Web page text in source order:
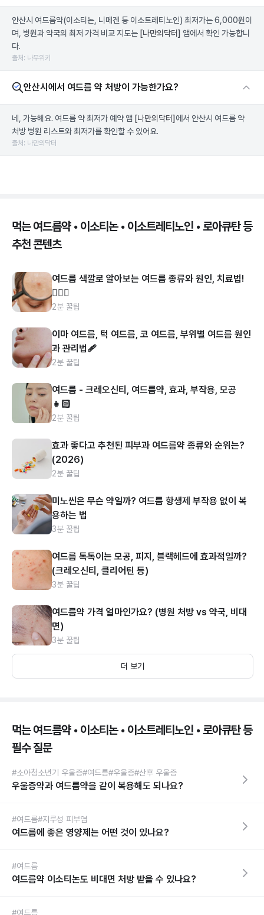
안산시 여드름약(이소티논, 니메겐 등 이소트레티노인) 최저가는 6,000원이
며, 병원과 약국의 최저 가격 비교 지도는 [나만의닥터] 앱에서 확인 가능합니
다.
출처: 나무위키
안산시에서 여드름 약 처방이 가능한가요?
네, 가능해요. 여드름 약 최저가 예약 앱 [나만의닥터] 에서 안산시 여드름 약
처방 병원 리스트와 최저가를 확인할 수 있어요.
출처: 나만의닥터
먹는 여드름약 • 이소티논 • 이소트레티노인 • 로아큐탄 등
추천 콘텐츠
여드름 색깔로 알아보는 여드름 종류와 원인, 치료법!
👩🏻‍⚕️
2분 꿀팁
이마 여드름, 턱 여드름, 코 여드름, 부위별 여드름 원인
과 관리법🩹
2분 꿀팁
여드름 - 크레오신티, 여드름약, 효과, 부작용, 모공
👧🏻
2분 꿀팁
효과 좋다고 추천된 피부과 여드름약 종류와 순위는?
(2026)
2분 꿀팁
미노씬은 무슨 약일까? 여드름 항생제 부작용 없이 복
용하는 법
3분 꿀팁
여드름 톡톡이는 모공, 피지, 블랙헤드에 효과적일까?
(크레오신티, 클리어틴 등)
3분 꿀팁
여드름약 가격 얼마인가요? (병원 처방 vs 약국, 비대
면)
3분 꿀팁
더 보기
먹는 여드름약 • 이소티논 • 이소트레티노인 • 로아큐탄 등
필수 질문
#소아청소년기 우울증#여드름#우울증#산후 우울증
우울증약과 여드름약을 같이 복용해도 되나요?
#여드름#지루성 피부염
여드름에 좋은 영양제는 어떤 것이 있나요?
#여드름
여드름약 이소티논도 비대면 처방 받을 수 있나요?
#여드름